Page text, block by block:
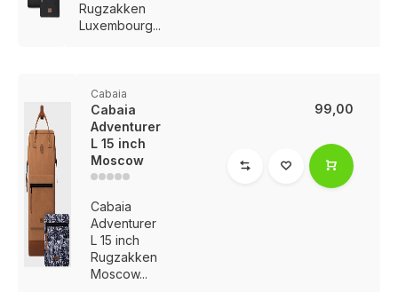
Rugzakken
Luxembourg...
Cabaia
Cabaia
Adventurer
L 15 inch
Moscow
Cabaia
Adventurer
L 15 inch
Rugzakken
Moscow...
99,00